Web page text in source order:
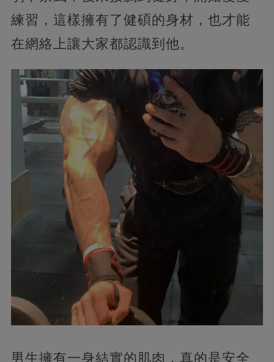
練習，這樣擁有了健碩的身材，也才能
在網絡上讓大家都認識到他。
男生擁有一身結實的肌肉，真的是安全